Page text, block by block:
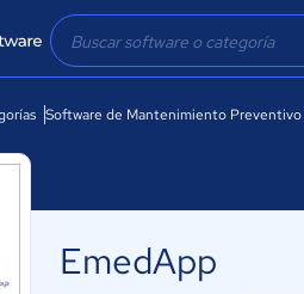
Software de Mantenimiento Preventivo
EmedApp